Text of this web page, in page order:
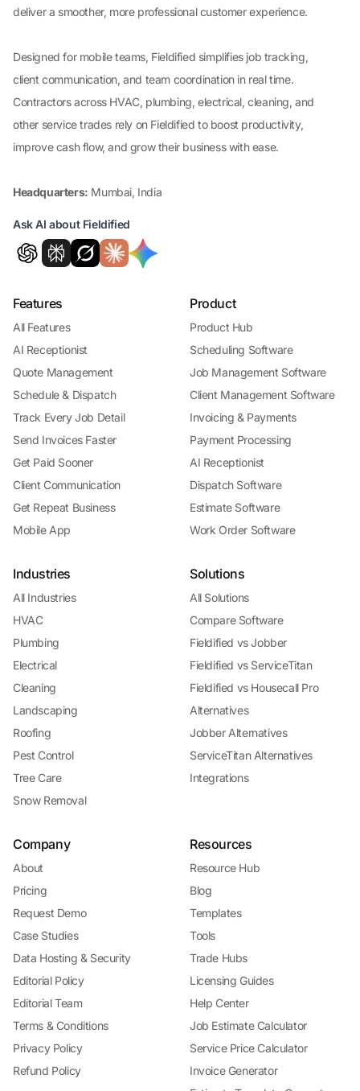
deliver a smoother, more professional customer experience.
Designed for mobile teams, Fieldified simplifies job tracking,
client communication, and team coordination in real time.
Contractors across HVAC, plumbing, electrical, cleaning, and
other service trades rely on Fieldified to boost productivity,
improve cash flow, and grow their business with ease.
Headquarters: Mumbai, India
Ask AI about Fieldified
Features
All Features
AI Receptionist
Quote Management
Schedule & Dispatch
Track Every Job Detail
Send Invoices Faster
Get Paid Sooner
Client Communication
Get Repeat Business
Mobile App
Product
Product Hub
Scheduling Software
Job Management Software
Client Management Software
Invoicing & Payments
Payment Processing
AI Receptionist
Dispatch Software
Estimate Software
Work Order Software
Industries
All Industries
HVAC
Plumbing
Electrical
Cleaning
Landscaping
Roofing
Pest Control
Tree Care
Snow Removal
Solutions
All Solutions
Compare Software
Fieldified vs Jobber
Fieldified vs ServiceTitan
Fieldified vs Housecall Pro
Alternatives
Jobber Alternatives
ServiceTitan Alternatives
Integrations
Company
About
Pricing
Request Demo
Case Studies
Data Hosting & Security
Editorial Policy
Editorial Team
Terms & Conditions
Privacy Policy
Refund Policy
Resources
Resource Hub
Blog
Templates
Tools
Trade Hubs
Licensing Guides
Help Center
Job Estimate Calculator
Service Price Calculator
Invoice Generator